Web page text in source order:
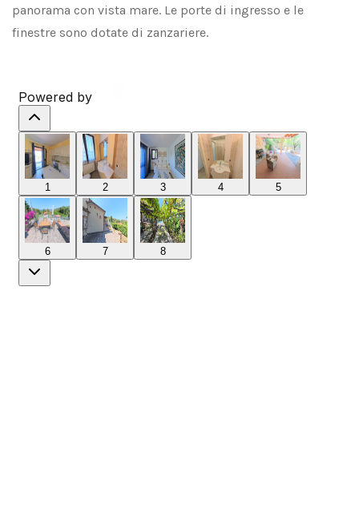
panorama con vista mare. Le porte di ingresso e le
finestre sono dotate di zanzariere.